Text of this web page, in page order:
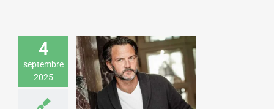
4
septembre
2025
Jérôme Kerviel donne
une conférence sur la
capacité à rebondir
après l’échec pour des
commissaires aux
comptes